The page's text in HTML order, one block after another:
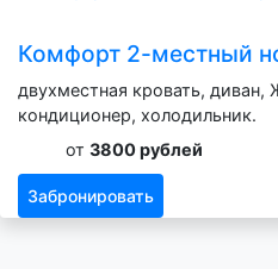
Комфорт 2-местный
двухместная кровать,
кондиционер, холодильник.
от 3800 рублей
Забронировать